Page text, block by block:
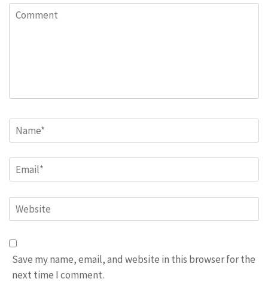
Comment
Name*
Email*
Website
Save my name, email, and website in this browser for the
next time I comment.